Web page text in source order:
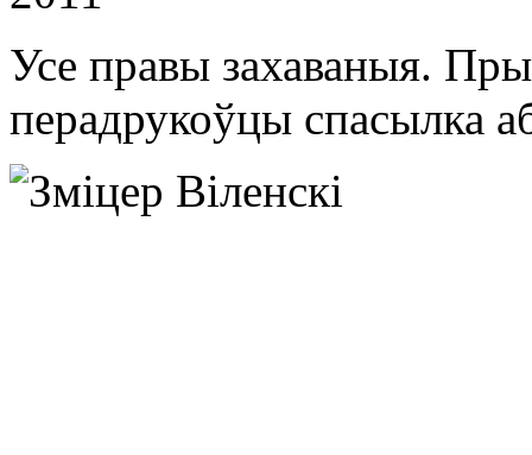
Усе правы захаваныя. Пры
перадрукоўцы спасылка